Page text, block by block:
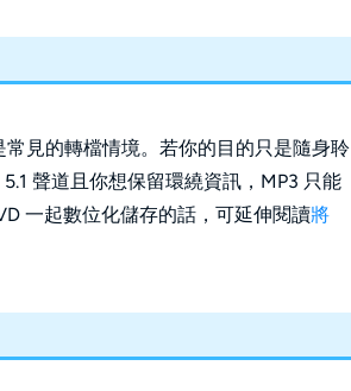
見的轉檔情境。若你的目的只是隨身聆
聲道且你想保留環繞資訊，MP3 只能
一起數位化儲存的話，可延伸閱讀將